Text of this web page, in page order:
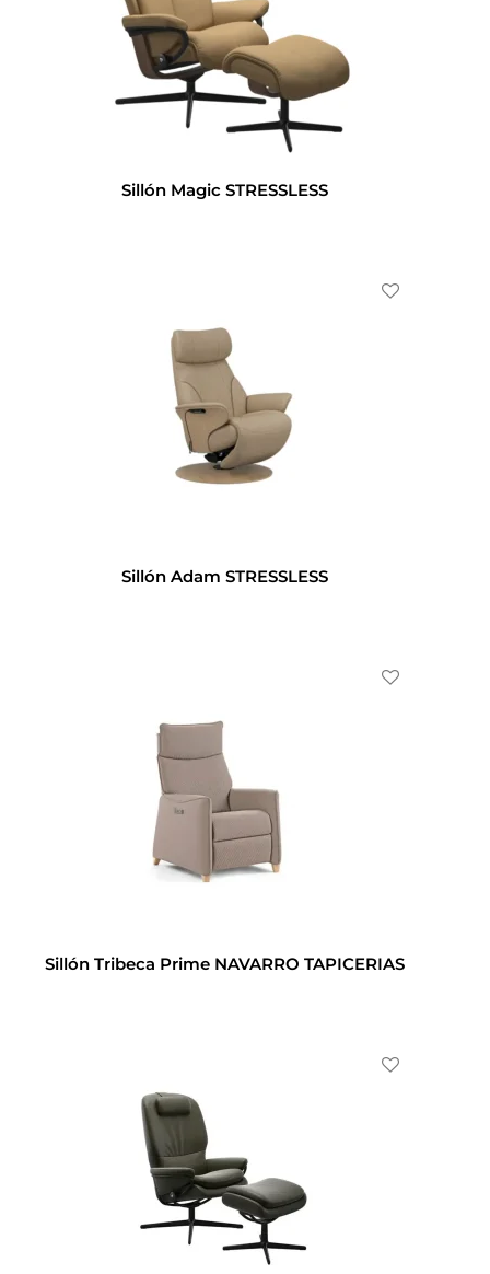
Sillón Magic STRESSLESS
Sillón Adam STRESSLESS
Sillón Tribeca Prime NAVARRO TAPICERIAS